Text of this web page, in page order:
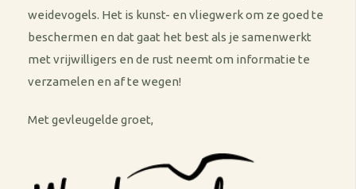
weidevogels. Het is kunst- en vliegwerk om ze goed te
beschermen en dat gaat het best als je samenwerkt
met vrijwilligers en de rust neemt om informatie te
verzamelen en af te wegen!
Met gevleugelde groet,